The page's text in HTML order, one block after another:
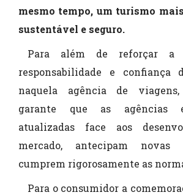
mesmo tempo, um turismo
sustentável e seguro.
Para além de reforçar a
responsabilidade e confiança
naquela agência de
garante que as agências
atualizadas face aos
mercado, antecipam novas
cumprem rigorosamente as
Para o consumidor a